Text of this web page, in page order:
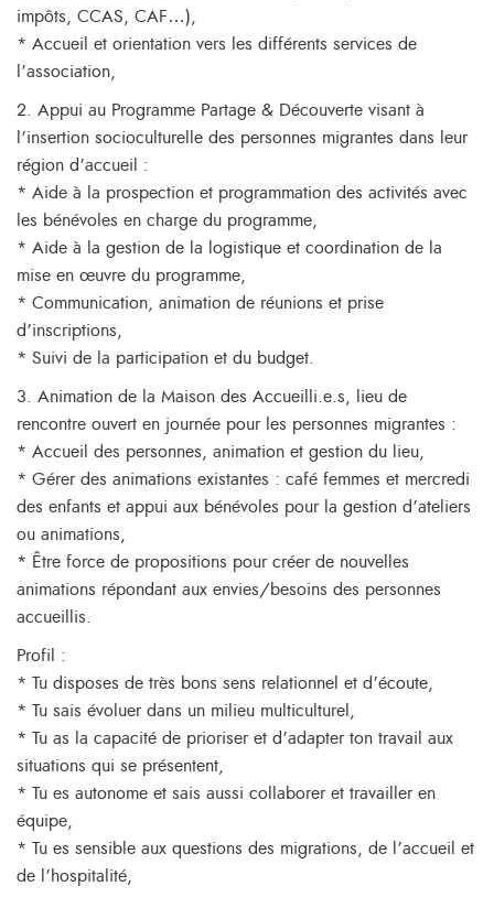
impôts, CCAS, CAF…),
* Accueil et orientation vers les différents services de
l’association,
2. Appui au Programme Partage & Découverte visant à
l’insertion socioculturelle des personnes migrantes dans leur
région d’accueil :
* Aide à la prospection et programmation des activités avec
les bénévoles en charge du programme,
* Aide à la gestion de la logistique et coordination de la
mise en œuvre du programme,
* Communication, animation de réunions et prise
d’inscriptions,
* Suivi de la participation et du budget.
3. Animation de la Maison des Accueilli.e.s, lieu de
rencontre ouvert en journée pour les personnes migrantes :
* Accueil des personnes, animation et gestion du lieu,
* Gérer des animations existantes : café femmes et mercredi
des enfants et appui aux bénévoles pour la gestion d’ateliers
ou animations,
* Être force de propositions pour créer de nouvelles
animations répondant aux envies/besoins des personnes
accueillis.
Profil :
* Tu disposes de très bons sens relationnel et d’écoute,
* Tu sais évoluer dans un milieu multiculturel,
* Tu as la capacité de prioriser et d’adapter ton travail aux
situations qui se présentent,
* Tu es autonome et sais aussi collaborer et travailler en
équipe,
* Tu es sensible aux questions des migrations, de l’accueil et
de l’hospitalité,